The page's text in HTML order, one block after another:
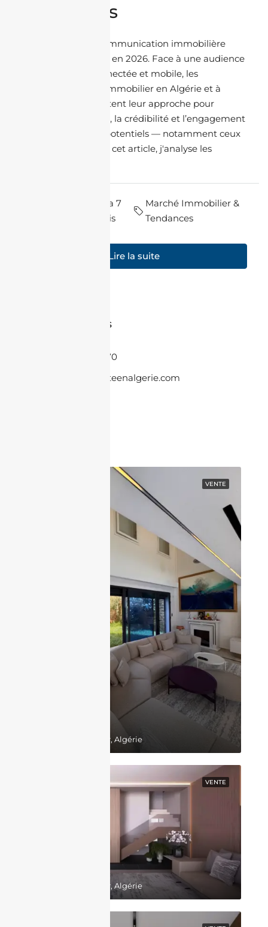
gagnantes
Le paysage de la communication immobilière
change rapidement en 2026. Face à une audience
plus exigeante, connectée et mobile, les
professionnels de l’immobilier en Algérie et à
l’international adaptent leur approche pour
renforcer la visibilité, la crédibilité et l’engagement
avec les acheteurs potentiels — notamment ceux
de la diaspora. Dans cet article, j'analyse les
il y a 7
mois
Marché Immobilier &
Tendances
Lire la suite
Contactez-nous
+33 6 86 08 55 70
contact@jacheteenalgerie.com
VENTE
Belgaid, Bir El Djir, Algérie
VENTE
Belgaid, Bir El Djir, Algérie